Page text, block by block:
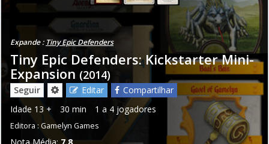
Expande : Tiny Epic Defenders
Tiny Epic Defenders: Kickstarter Mini-
Expansion (2014)
Seguir Editar
Compartilhar
Idade 13 + 30 min 1 a 4 jogadores
Editora : Gamelyn Games